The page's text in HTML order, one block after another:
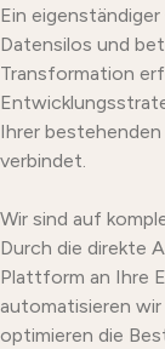
Ein
Datensilos und
Transformation
Ihrer
verbindet.
Wir sind auf
Durch die direkte
Plattform an Ihre
automatisieren
optimieren die